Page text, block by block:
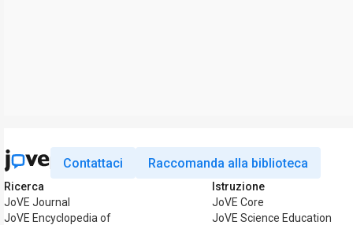
Contattaci Raccomanda alla biblioteca
Ricerca
JoVE Journal
JoVE Encyclopedia of
Istruzione
JoVE Core
JoVE Science Education